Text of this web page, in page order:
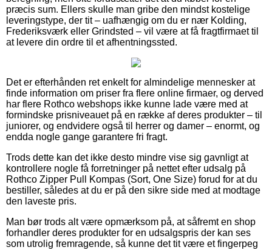
præcis sum. Ellers skulle man gribe den mindst kostelige
leveringstype, der tit – uafhængig om du er nær Kolding,
Frederiksværk eller Grindsted – vil være at få fragtfirmaet til
at levere din ordre til et afhentningssted.
Det er efterhånden ret enkelt for almindelige mennesker at
finde information om priser fra flere online firmaer, og derved
har flere Rothco webshops ikke kunne lade være med at
formindske prisniveauet på en række af deres produkter – til
juniorer, og endvidere også til herrer og damer – enormt, og
endda nogle gange garantere fri fragt.
Trods dette kan det ikke desto mindre vise sig gavnligt at
kontrollere nogle få forretninger på nettet efter udsalg på
Rothco Zipper Pull Kompas (Sort, One Size) forud for at du
bestiller, således at du er på den sikre side med at modtage
den laveste pris.
Man bør trods alt være opmærksom på, at såfremt en shop
forhandler deres produkter for en udsalgspris der kan ses
som utrolig fremragende, så kunne det tit være et fingerpeg